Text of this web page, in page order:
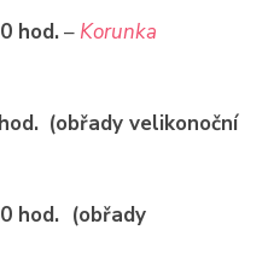
hod.– Korunka
(obřady velikonoční
hod. (obřady